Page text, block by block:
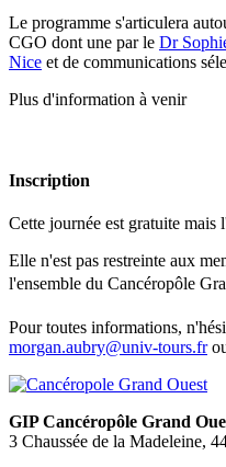
Le programme s'articulera
CGO dont une par le Dr
Nice et de communications
Plus d'information à venir
Inscription
Cette journée est gratuite
Elle n'est pas restreinte aux
l'ensemble du Cancéropôle
Pour toutes informations,
morgan.aubry@univ-tours.fr
GIP Cancéropôle Grand
3 Chaussée de la Madeleine,